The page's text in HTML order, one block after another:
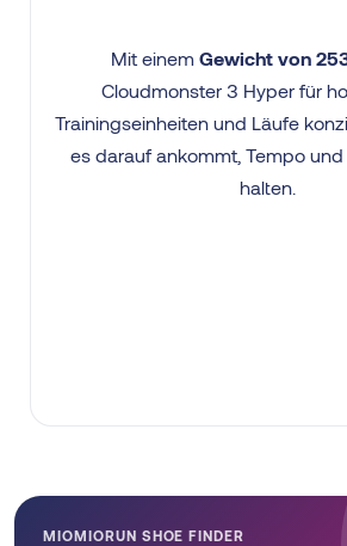
Mit einem Gewicht von
Cloudmonster 3 Hyper für
Trainingseinheiten und Läufe
es darauf ankommt, Tempo
halten.
MIOMIORUN SHOE FINDER